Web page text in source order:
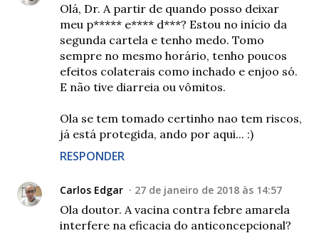
Olá, Dr. A partir de quando posso deixar
meu p***** e**** d***? Estou no início da
segunda cartela e tenho medo. Tomo
sempre no mesmo horário, tenho poucos
efeitos colaterais como inchado e enjoo só.
E não tive diarreia ou vômitos.
Ola se tem tomado certinho nao tem riscos,
já está protegida, ando por aqui... :)
RESPONDER
Carlos Edgar 27 de janeiro de 2018 às 14:57
Ola doutor. A vacina contra febre amarela
interfere na eficacia do anticoncepcional?